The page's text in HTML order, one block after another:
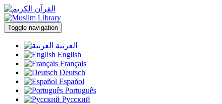
Toggle navigation
العربية
English
Français
Deutsch
Español
Português
Русский